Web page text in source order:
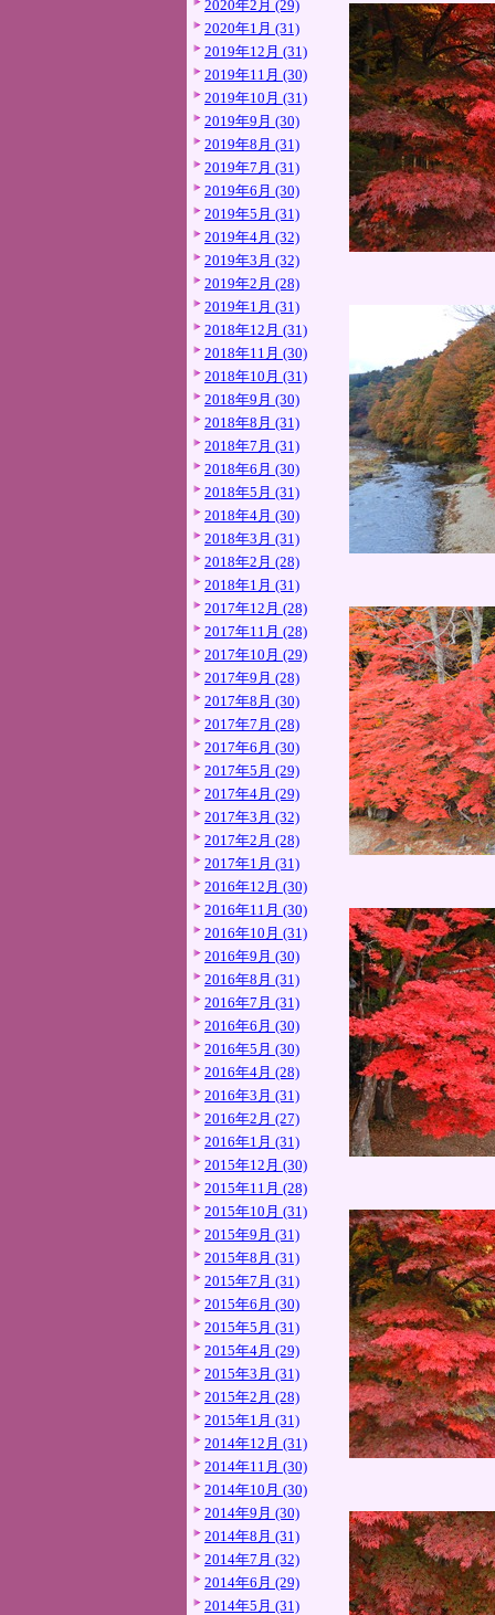
2020年2月 (29)
2020年1月 (31)
2019年12月 (31)
2019年11月 (30)
2019年10月 (31)
2019年9月 (30)
2019年8月 (31)
2019年7月 (31)
2019年6月 (30)
2019年5月 (31)
2019年4月 (32)
2019年3月 (32)
2019年2月 (28)
2019年1月 (31)
2018年12月 (31)
2018年11月 (30)
2018年10月 (31)
2018年9月 (30)
2018年8月 (31)
2018年7月 (31)
2018年6月 (30)
2018年5月 (31)
2018年4月 (30)
2018年3月 (31)
2018年2月 (28)
2018年1月 (31)
2017年12月 (28)
2017年11月 (28)
2017年10月 (29)
2017年9月 (28)
2017年8月 (30)
2017年7月 (28)
2017年6月 (30)
2017年5月 (29)
2017年4月 (29)
2017年3月 (32)
2017年2月 (28)
2017年1月 (31)
2016年12月 (30)
2016年11月 (30)
2016年10月 (31)
2016年9月 (30)
2016年8月 (31)
2016年7月 (31)
2016年6月 (30)
2016年5月 (30)
2016年4月 (28)
2016年3月 (31)
2016年2月 (27)
2016年1月 (31)
2015年12月 (30)
2015年11月 (28)
2015年10月 (31)
2015年9月 (31)
2015年8月 (31)
2015年7月 (31)
2015年6月 (30)
2015年5月 (31)
2015年4月 (29)
2015年3月 (31)
2015年2月 (28)
2015年1月 (31)
2014年12月 (31)
2014年11月 (30)
2014年10月 (30)
2014年9月 (30)
2014年8月 (31)
2014年7月 (32)
2014年6月 (29)
2014年5月 (31)